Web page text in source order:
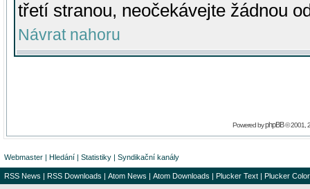
třetí stranou, neočekávejte žádnou
Návrat nahoru
Powered byphpBB© 2001,
Webmaster | Hledání | Statistiky | Syndikační kanály
RSS News | RSS Downloads | Atom News | Atom Downloads | Plucker Text | Plucker Color